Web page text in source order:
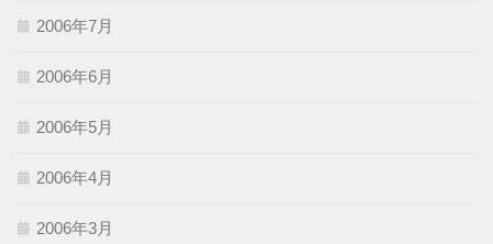
2006年7月
2006年6月
2006年5月
2006年4月
2006年3月